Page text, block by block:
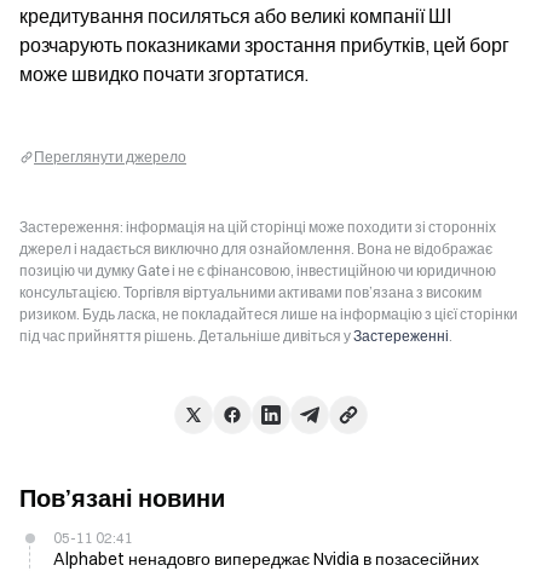
кредитування посиляться або великі компанії ШІ
розчарують показниками зростання прибутків, цей борг
може швидко почати згортатися.
Переглянути джерело
Застереження: інформація на цій сторінці може походити зі сторонніх
джерел і надається виключно для ознайомлення. Вона не відображає
позицію чи думку Gate і не є фінансовою, інвестиційною чи юридичною
консультацією. Торгівля віртуальними активами пов’язана з високим
ризиком. Будь ласка, не покладайтеся лише на інформацію з цієї сторінки
під час прийняття рішень. Детальніше дивіться уЗастереженні.
Пов’язані новини
05-11 02:41
Alphabet ненадовго випереджає Nvidia в позасесійних